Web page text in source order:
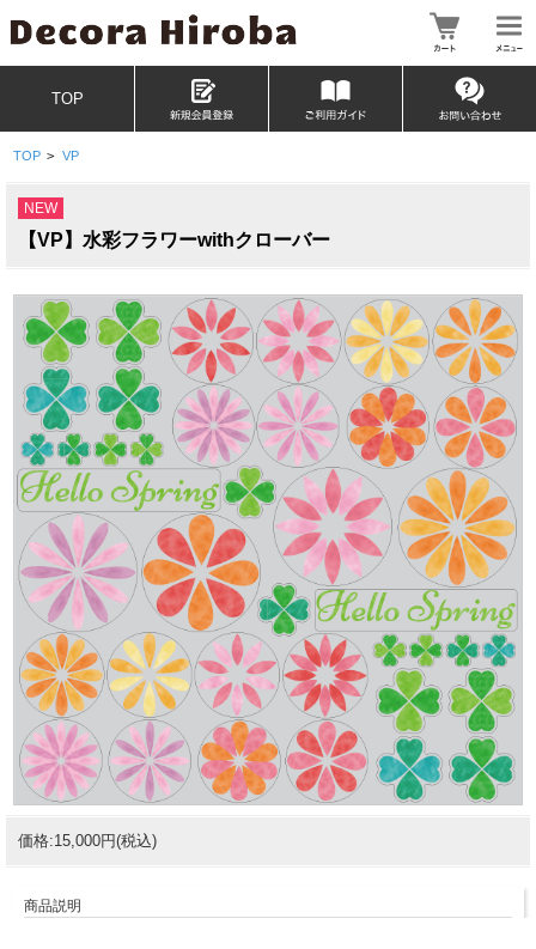
TOP
TOP > VP
NEW
【VP】水彩フラワーwithクローバー
価格:15,000円(税込)
商品説明